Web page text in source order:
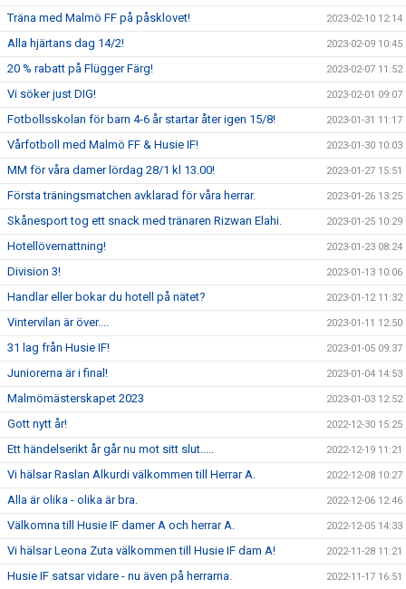
Träna med Malmö FF på påsklovet! 2023-02-10 12:14
Alla hjärtans dag 14/2! 2023-02-09 10:45
20 % rabatt på Flügger Färg! 2023-02-07 11:52
Vi söker just DIG! 2023-02-01 09:07
Fotbollsskolan för barn 4-6 år startar åter igen 15/8! 2023-01-31 11:17
Vårfotboll med Malmö FF & Husie IF! 2023-01-30 10:03
MM för våra damer lördag 28/1 kl 13.00! 2023-01-27 15:51
Första träningsmatchen avklarad för våra herrar. 2023-01-26 13:25
Skånesport tog ett snack med tränaren Rizwan Elahi. 2023-01-25 10:29
Hotellövernattning! 2023-01-23 08:24
Division 3! 2023-01-13 10:06
Handlar eller bokar du hotell på nätet? 2023-01-12 11:32
Vintervilan är över.... 2023-01-11 12:50
31 lag från Husie IF! 2023-01-05 09:37
Juniorerna är i final! 2023-01-04 14:53
Malmömästerskapet 2023 2023-01-03 12:52
Gott nytt år! 2022-12-30 15:25
Ett händelserikt år går nu mot sitt slut..... 2022-12-19 11:21
Vi hälsar Raslan Alkurdi välkommen till Herrar A. 2022-12-08 10:27
Alla är olika - olika är bra. 2022-12-06 12:46
Välkomna till Husie IF damer A och herrar A. 2022-12-05 14:33
Vi hälsar Leona Zuta välkommen till Husie IF dam A! 2022-11-28 11:21
Husie IF satsar vidare - nu även på herrarna. 2022-11-17 16:51